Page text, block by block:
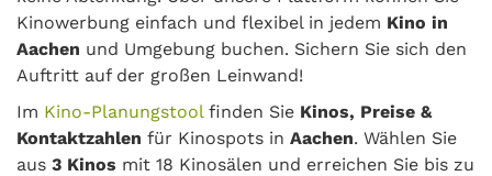
Kinowerbung einfach und flexibel in jedem Kino in
Aachen und Umgebung buchen. Sichern Sie sich den
Auftritt auf der großen Leinwand!
Im Kino-Planungstoolfinden Sie Kinos, Preise &
Kontaktzahlen für Kinospots in Aachen. Wählen Sie
aus 3 Kinos mit 18 Kinosälen und erreichen Sie bis zu